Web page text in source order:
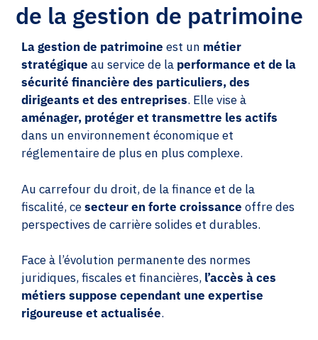
de la gestion de patrimoine
La gestion de patrimoine est un métier
stratégique au service de la performance et de la
sécurité financière des particuliers, des
dirigeants et des entreprises. Elle vise à
aménager, protéger et transmettre les actifs
dans un environnement économique et
réglementaire de plus en plus complexe.
Au carrefour du droit, de la finance et de la
fiscalité, cesecteur en forte croissance offre des
perspectives de carrière solides et durables.
Face à l’évolution permanente des normes
juridiques, fiscales et financières, l’accès à ces
métiers suppose cependant une expertise
rigoureuse et actualisée.